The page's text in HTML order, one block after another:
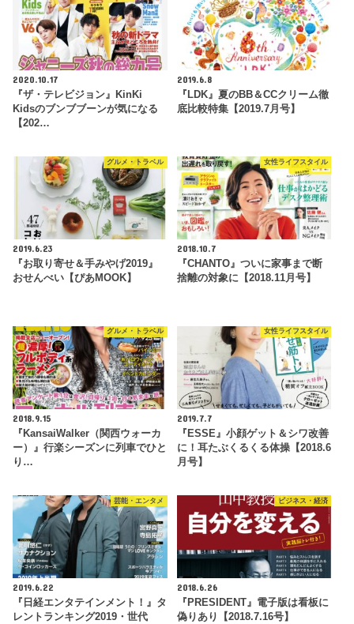
2020.10.17
『ザ・テレビジョン』KinKi
Kidsのブンブブーンが気になる
【202…
2019.6.8
『LDK』夏のBB＆CCクリーム徹
底比較特集【2019.7月号】
グルメ・トラベル
2019.6.23
『お取り寄せ＆手みやげ2019』
おせんべい【ぴあMOOK】
女性ライフスタイル
2018.10.7
『CHANTO』ついに家事まで断
捨離の対象に【2018.11月号】
グルメ・トラベル
2018.9.15
『KansaiWalker（関西ウォーカ
ー）』行楽シーズンに列車でひと
り…
女性ライフスタイル
2019.7.7
『ESSE』小顔ゲット＆シワ改善
に！耳たぶくるくる体操【2018.6
月号】
芸能・エンタメ
2019.6.22
『日経エンタテインメント！』タ
レントランキング2019・世代
ビジネス・経済
2018.6.26
『PRESIDENT』電子版は看板に
偽りあり【2018.7.16号】